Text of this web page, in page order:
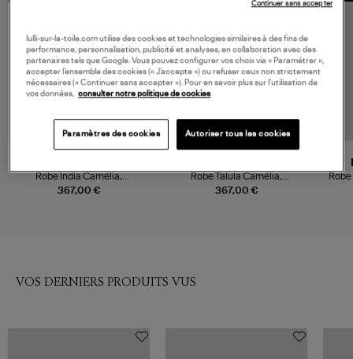
367,00 €
Robe India Camélia,
Collaboration Xirena x Léa
367,00 €
Robe Talula Camélia,
Collaboration Xirena x Léa
VOS DERNIERS PRODUITS VUS
lulli-sur-la-toile.com utilise des cookies et technologies similaires à des fins de
performance, personnalisation, publicité et analyses, en collaboration avec des
partenaires tels que Google. Vous pouvez configurer vos choix via « Paramétrer »,
accepter l’ensemble des cookies (« J’accepte ») ou refuser ceux non strictement
nécessaires (« Continuer sans accepter »). Pour en savoir plus sur l’utilisation de
vos données, consulter notre politique de cookies
Paramètres des cookies Autoriser tous les cookies
Continuer sans accepter